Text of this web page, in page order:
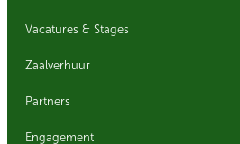
Vacatures & Stages
Zaalverhuur
Partners
Engagement